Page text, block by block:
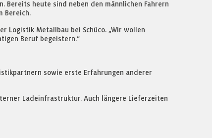
heute sind neben den männlichen Fahrern
Bereich.
Logistik Metallbau bei Schüco. „Wir wollen
Beruf begeistern.“
sowie erste Erfahrungen anderer
Ladeinfrastruktur. Auch längere Lieferzeiten